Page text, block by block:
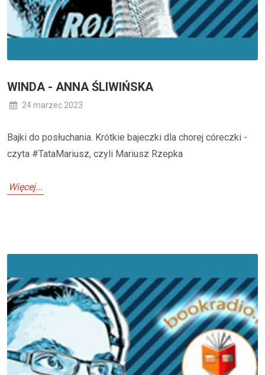
WINDA - ANNA ŚLIWIŃSKA
24 marzec 2023
Bajki do posłuchania. Krótkie bajeczki dla chorej córeczki -
czyta #TataMariusz, czyli Mariusz Rzepka
Więcej...